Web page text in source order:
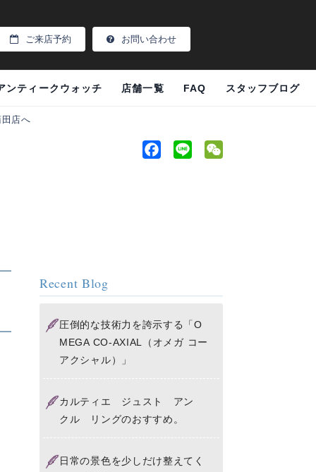
ご来店予約 お問い合わせ
ンティークウォッチ 店舗一覧 FAQ スタッフブログ
店へ
Recent Blog
圧倒的な技術力を誇示する「O
MEGA CO-AXIAL（オメガ コー
アクシャル）」
カルティエ ジュスト アン
クル リングのおすすめ。
日常の景色を少しだけ整えてく